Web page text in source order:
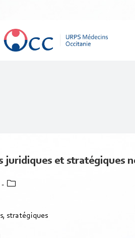
juridiques et stratégiques
stratégiques